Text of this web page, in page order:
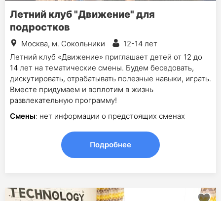
Летний клуб "Движение" для
подростков
Москва, м. Сокольники
12-14 лет
Летний клуб «Движение» приглашает детей от 12 до
14 лет на тематические смены. Будем беседовать,
дискутировать, отрабатывать полезные навыки, играть.
Вместе придумаем и воплотим в жизнь
развлекательную программу!
Смены: нет информации о предстоящих сменах
Подробнее